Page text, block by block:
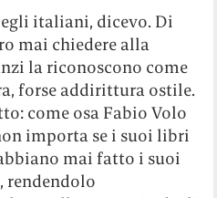
italiani, dicevo. Di
mai chiedere alla
la riconoscono come
forse addirittura ostile.
come osa Fabio Volo
importa se i suoi libri
mai fatto i suoi
rendendolo